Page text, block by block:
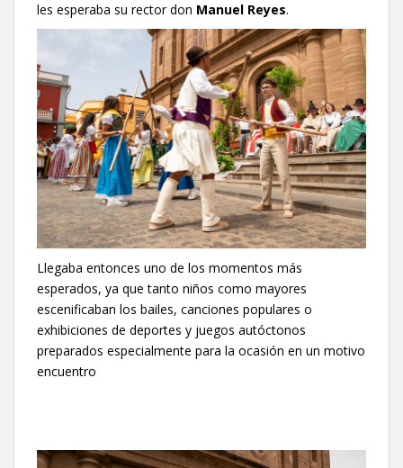
les esperaba su rector don Manuel Reyes.
Llegaba entonces uno de los momentos más
esperados, ya que tanto niños como mayores
escenificaban los bailes, canciones populares o
exhibiciones de deportes y juegos autóctonos
preparados especialmente para la ocasión en un motivo
encuentro